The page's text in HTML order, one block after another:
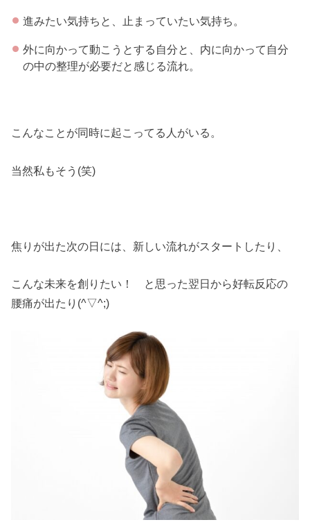
進みたい気持ちと、止まっていたい気持ち。
外に向かって動こうとする自分と、内に向かって自分
の中の整理が必要だと感じる流れ。
こんなことが同時に起こってる人がいる。
当然私もそう(笑)
焦りが出た次の日には、新しい流れがスタートしたり、
こんな未来を創りたい！ と思った翌日から好転反応の
腰痛が出たり(^▽^;)